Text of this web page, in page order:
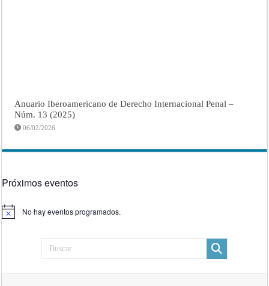
Anuario Iberoamericano de Derecho Internacional Penal –
Núm. 13 (2025)
06/02/2026
Próximos eventos
Aviso No hay eventos programados.